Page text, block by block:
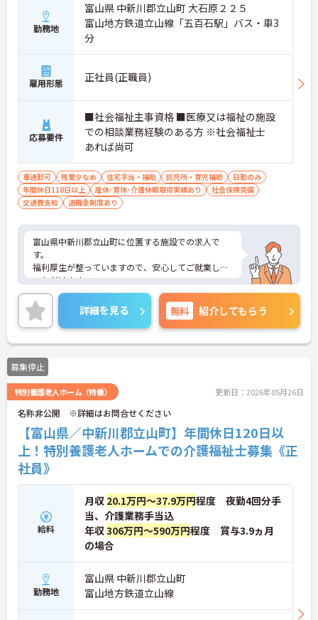
勤務地
富山県 中新川郡立山町 大石原２２５
富山地方鉄道立山線「五百石駅」バス・車3
分
雇用形態 正社員(正職員)
応募要件
■社会福祉主事資格 ■医療又は福祉の施設
での相談業務経験のある方 ※社会福祉士
あれば尚可
車通勤可 残業少なめ 住宅手当・補助 託児所・育児補助
日勤のみ
年間休日110日以上
産休･育休･介護休暇取得実績あり
社会保険完備
交通費支給
退職金制度あり
富山県中新川郡立山町に位置する施設での求人で
す。
福利厚生が整っていますので、安心してご就業して
いただけます。
また残業は月5時間程度と少なめですので、仕事と
家庭の両立が出来ます！
託児所完備も完備されていますので、お子様がいら
っしゃる方でも安心してご就業していただけます。
ご興味のある方には、面接対策ポイントなど、さら
に詳細をお話しいたしますので、お気軽にご相談く
ださい。
詳細を見る 無料 紹介してもらう
募集停止
特別養護老人ホーム（特養） 更新日：2026年05月26日
名称非公開 ※詳細はお問合せください
【富山県／中新川郡立山町】年間休日120日以
上！特別養護老人ホームでの介護福祉士募集《正
社員》
給料
月収 20.1万円～37.9万円程度 夜勤4回分手
当、介護業務手当込
年収306万円～590万円程度 賞与3.9ヵ月
の場合
勤務地
富山県 中新川郡立山町
富山地方鉄道立山線